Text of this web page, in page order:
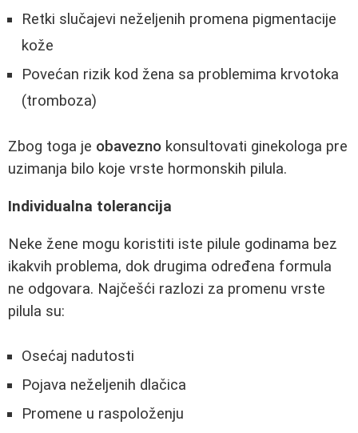
Retki slučajevi neželjenih promena pigmentacije
kože
Povećan rizik kod žena sa problemima krvotoka
(tromboza)
Zbog toga je obavezno konsultovati ginekologa pre
uzimanja bilo koje vrste hormonskih pilula.
Individualna tolerancija
Neke žene mogu koristiti iste pilule godinama bez
ikakvih problema, dok drugima određena formula
ne odgovara. Najčešći razlozi za promenu vrste
pilula su:
Osećaj nadutosti
Pojava neželjenih dlačica
Promene u raspoloženju